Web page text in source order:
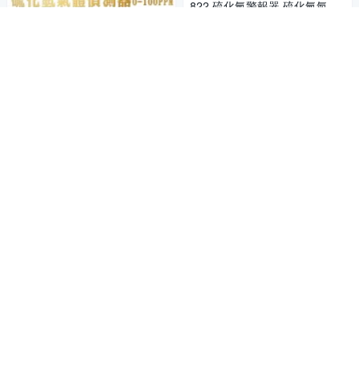
822 硫化氫警報器 硫化氫氣體